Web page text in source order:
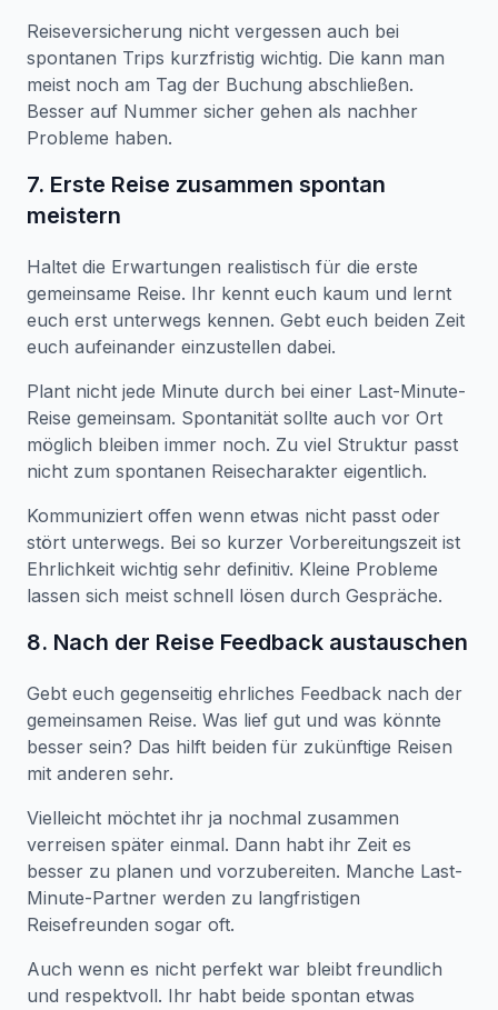
Reiseversicherung nicht vergessen auch bei
spontanen Trips kurzfristig wichtig. Die kann man
meist noch am Tag der Buchung abschließen.
Besser auf Nummer sicher gehen als nachher
Probleme haben.
7. Erste Reise zusammen spontan
meistern
Haltet die Erwartungen realistisch für die erste
gemeinsame Reise. Ihr kennt euch kaum und lernt
euch erst unterwegs kennen. Gebt euch beiden Zeit
euch aufeinander einzustellen dabei.
Plant nicht jede Minute durch bei einer Last-Minute-
Reise gemeinsam. Spontanität sollte auch vor Ort
möglich bleiben immer noch. Zu viel Struktur passt
nicht zum spontanen Reisecharakter eigentlich.
Kommuniziert offen wenn etwas nicht passt oder
stört unterwegs. Bei so kurzer Vorbereitungszeit ist
Ehrlichkeit wichtig sehr definitiv. Kleine Probleme
lassen sich meist schnell lösen durch Gespräche.
8. Nach der Reise Feedback austauschen
Gebt euch gegenseitig ehrliches Feedback nach der
gemeinsamen Reise. Was lief gut und was könnte
besser sein? Das hilft beiden für zukünftige Reisen
mit anderen sehr.
Vielleicht möchtet ihr ja nochmal zusammen
verreisen später einmal. Dann habt ihr Zeit es
besser zu planen und vorzubereiten. Manche Last-
Minute-Partner werden zu langfristigen
Reisefreunden sogar oft.
Auch wenn es nicht perfekt war bleibt freundlich
und respektvoll. Ihr habt beide spontan etwas